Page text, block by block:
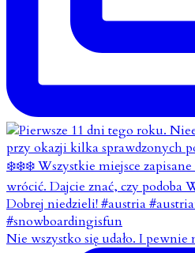
Nie wszystko się udało. I